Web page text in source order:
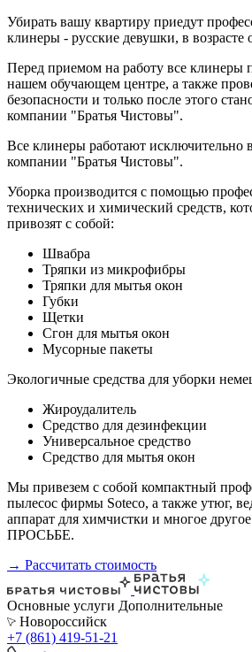
Убирать вашу квартиру приедут
клинеры - русские девушки, в возрасте
Перед приемом на работу все клинеры
нашем обучающем центре, а также
безопасности и только после этого
компании "Братья Чистовы".
Все клинеры работают исключительно
компании "Братья Чистовы".
Уборка производится с помощью
технических и химический средств,
привозят с собой:
Швабра
Тряпки из микрофибры
Тряпки для мытья окон
Губки
Щетки
Сгон для мытья окон
Мусорные пакеты
Экологичные средства для уборки
Жироудалитель
Средство для дезинфекции
Универсальное средство
Средство для мытья окон
Мы привезем с собой компактный
пылесос фирмы Soteco, а также утюг,
аппарат для химчистки и многое
ПРОСЬБЕ.
→ Рассчитать стоимость
Основные услуги Дополнительные
Новороссийск
+7 (861) 419-51-21